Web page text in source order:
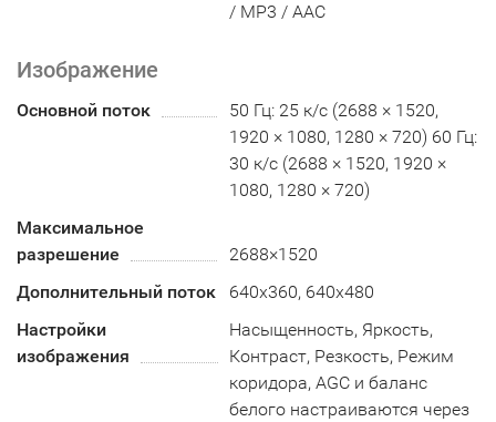
/ MP3 / AAC
Изображение
Основной поток
50 Гц: 25 к/с (2688 × 1520,
1920 × 1080, 1280 × 720) 60 Гц:
30 к/с (2688 × 1520, 1920 ×
1080, 1280 × 720)
Максимальное
разрешение
2688×1520
Дополнительный поток
640x360, 640x480
Настройки
изображения
Насыщенность, Яркость,
Контраст, Резкость, Режим
коридора, AGC и баланс
белого настраиваются через